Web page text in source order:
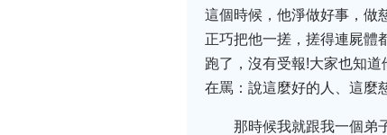
這個時候，他淨做好事，做
正巧把他一搓，搓得連屍
跑了，沒有受報!大家也知
在罵：說這麼好的人、這麼
那時候我就跟我一個弟